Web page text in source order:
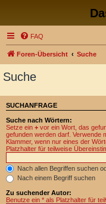
FAQ
Foren-Übersicht Suche
Suche
SUCHANFRAGE
Suche nach Wörtern:
Setze ein + vor ein Wort, das
gefunden werden darf. Verwende
Klammer, wenn nur eines der
Platzhalter für teilweise
Nach allen Begriffen suchen
Nach einem Begriff suchen
Zu suchender Autor:
Benutze ein * als Platzhalter für